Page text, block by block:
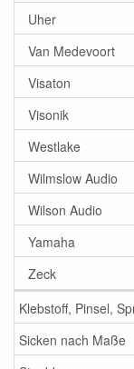
Uher
Van Medevoort
Visaton
Visonik
Westlake
Wilmslow Audio
Wilson Audio
Yamaha
Zeck
Klebstoff, Pinsel,
Sicken nach Maße